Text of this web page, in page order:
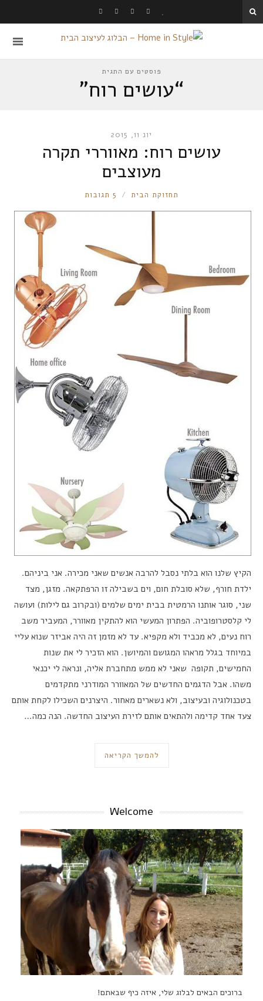
פוסטים עם התגית
“עושים רוח”
יונ 11, 2015
עושים רוח: מאווררי תקרה
מעוצבים
RONNIE
תחזוקת הבית 5 תגובות
הקיץ שלנו הוא בלתי נסבל להרבה אנשים שאני מכירה. אני ביניהם.
ילדת חורף, שלא סובלת חום, וים בשבילה זו הרפתקאה. מזגן, מצד
שני, סוגר אותנו הרמטית בבית ימים שלמים (ובקרוב גם לילות) ועושה
לי קלסטרופוביה. הפתרון המעשי הוא להתקין מאוורר, המעביר משב
רוח נעים, לא מכביד ולא מקפיא. עד לא מזמן זה היה אביזר שנוא עליי
במיוחד בגלל מראהו המגושם והמיושן. הוא הזכיר לי את שנות
החמישים, תקופה שאני לא ממש מתחברת אליה, ונראה לי יכנאי
משהו. אבל הדגמים החדשים של המאוורר המודרני מתקדמים
בטכנולוגיה ובעיצוב, ולא נשארים מאחור. היצרנים השכילו לקחת אותם
צעד אחד קדימה ולהתאים אותם לזירת העיצוב החדשה. הנה כמה…
להמשך הקריאה
Welcome
ברוכים הבאים לבלוג שלי, איזה כיף שבאתם!